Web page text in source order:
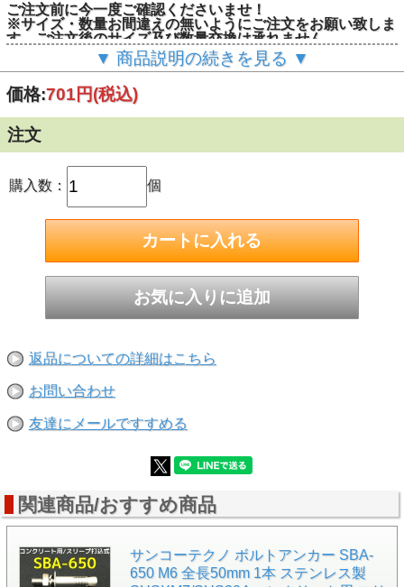
ご注文前に今一度ご確認くださいませ！
※サイズ・数量お間違えの無いようにご注文をお願い致しま
す。ご注文後のサイズ及び数量交換は承れません。
・引張力に追従し、拡張部が開く「追従拡張機能」で安定し
た強度を発揮
拡張部で固着する
・素早い打込み施工タイプ
・JCAA認証品とSHASE-S規格品(一部除く)に基づく主要寸
■用途：
防音壁取付け/競技場ベンチ固定/外壁石張工事/設備機器設置/
看板取付け等
■ねじの呼び(外径D)：M16
■アンカー外径D：21.7mm
■スリーブ長さl2：60mm
■最大取付物厚：60mm
■穿孔径：22.0mm
■アンカー埋込長さ：60mm
▼ 商品説明の続きを見る ▼
価格:701円(税込)
注文
購入数： 個
返品についての詳細はこちら
お問い合わせ
友達にメールですすめる
関連商品/おすすめ商品
サンコーテクノ ボルトアンカー SBA-
650 M6 全長50mm 1本 ステンレス製